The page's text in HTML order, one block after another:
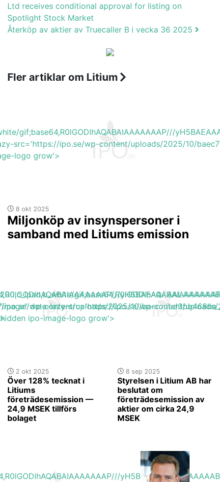
Ltd receives conditional approval for listing on
Spotlight Stock Market
Återköp av aktier av Truecaller B i vecka 36 2025
Fler artiklar om Litium
gif;base64,R0lGODlhAQABAIAAAAAAAP///
src='https://ipo.se/wp-content/uploads/2025/10/
logo grow'>
8 okt 2025
Miljonköp av insynspersoner i
samband med Litiums emission
wp-content/uploads/2025/10/
2 okt 2025
Över 128% tecknat i
Litiums
företrädesemission —
24,9 MSEK tillförs
bolaget
data-lazy-src='https://ipo.se/wp-content/
ipo-image-logo grow'>
8 sep 2025
Styrelsen i Litium AB har
beslutat om
företrädesemission av
aktier om cirka 24,9
MSEK